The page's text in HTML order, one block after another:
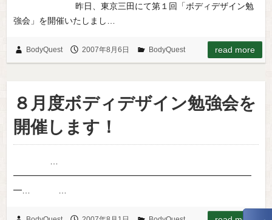
昨日、東京三田にて第１回「ボディデザイン勉
強会」を開催いたしまし…
BodyQuest 2007年8月6日 BodyQuest read more
８月度ボディデザイン勉強会を
開催します！
━━━━━━━━━━━━━━━━━━━━━━━━━━━━
━… …